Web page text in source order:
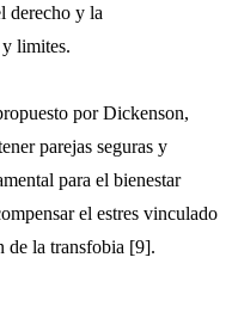
derecho y la
y limites.
por Dickenson,
parejas seguras y
para el bienestar
el estres vinculado
de la transfobia [9].